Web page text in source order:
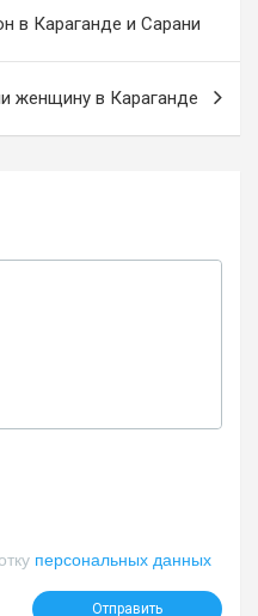
в Караганде и Сарани
женщину в Караганде
персональных данных